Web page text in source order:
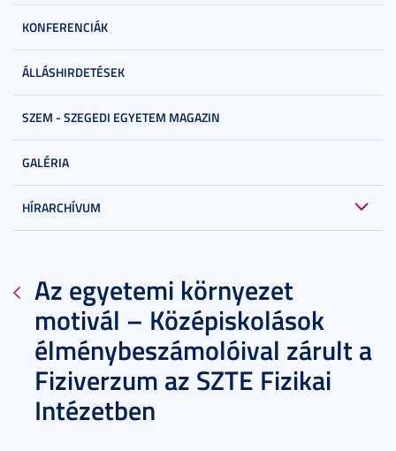
KONFERENCIÁK
ÁLLÁSHIRDETÉSEK
SZEM - SZEGEDI EGYETEM MAGAZIN
GALÉRIA
HÍRARCHÍVUM
Az egyetemi környezet
motivál – Középiskolások
élménybeszámolóival zárult a
Fiziverzum az SZTE Fizikai
Intézetben